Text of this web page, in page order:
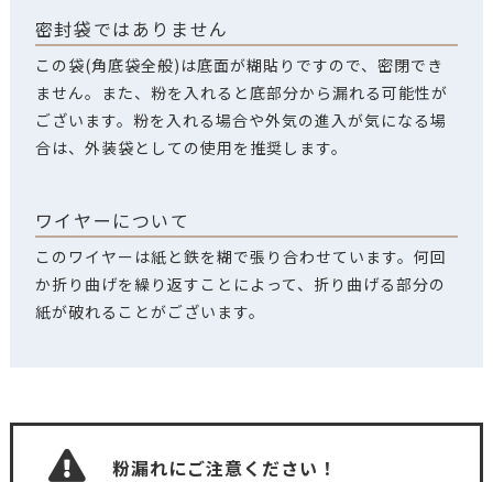
密封袋ではありません
この袋(角底袋全般)は底面が糊貼りですので、密閉でき
ません。また、粉を入れると底部分から漏れる可能性が
ございます。粉を入れる場合や外気の進入が気になる場
合は、外装袋としての使用を推奨します。
ワイヤーについて
このワイヤーは紙と鉄を糊で張り合わせています。何回
か折り曲げを繰り返すことによって、折り曲げる部分の
紙が破れることがございます。
粉漏れにご注意ください！